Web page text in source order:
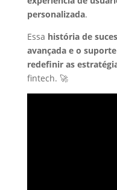
personalizada.
Essa história de
avançada e o
redefinir as
fintech. 🚀